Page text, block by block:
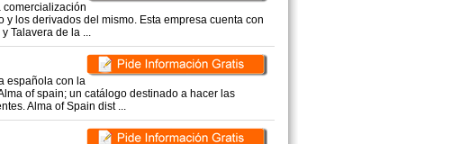
comercialización
los derivados del mismo. Esta empresa cuenta con
Talavera de la ...
española con la
of spain; un catálogo destinado a hacer las
Alma of Spain dist ...